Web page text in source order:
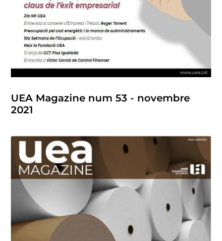
UEA Magazine num 53 - novembre
2021